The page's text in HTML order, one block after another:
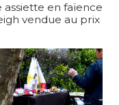
assiette en faïence
vendue au prix